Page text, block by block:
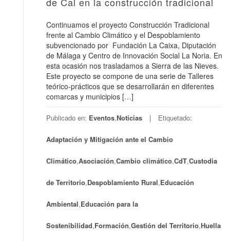
Continuamos el proyecto Construcción Tradicional
frente al Cambio Climático y el Despoblamiento
subvencionado por Fundación La Caixa, Diputación
de Málaga y Centro de Innovación Social La Noria. En
esta ocasión nos trasladamos a Sierra de las Nieves.
Este proyecto se compone de una serie de Talleres
teórico-prácticos que se desarrollarán en diferentes
comarcas y municipios […]
Publicado en: Eventos,Noticias Etiquetado:
Adaptación y Mitigación ante el Cambio
Climático,Asociación,Cambio climático,CdT,Custodia
de Territorio,Despoblamiento Rural,Educación
Ambiental,Educación para la
Sostenibilidad,Formación,Gestión del Territorio,Huella